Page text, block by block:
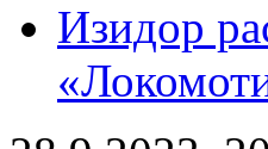
Изидор